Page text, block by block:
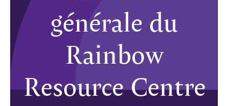
générale du
Rainbow
Resource Centre